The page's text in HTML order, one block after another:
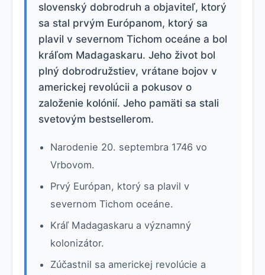
slovenský dobrodruh a objaviteľ, ktorý
sa stal prvým Európanom, ktorý sa
plavil v severnom Tichom oceáne a bol
kráľom Madagaskaru. Jeho život bol
plný dobrodružstiev, vrátane bojov v
americkej revolúcii a pokusov o
založenie kolónií. Jeho pamäti sa stali
svetovým bestsellerom.
Narodenie 20. septembra 1746 vo
Vrbovom.
Prvý Európan, ktorý sa plavil v
severnom Tichom oceáne.
Kráľ Madagaskaru a významný
kolonizátor.
Zúčastnil sa americkej revolúcie a